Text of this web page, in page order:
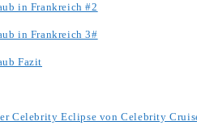
in Frankreich #2
in Frankreich 3#
Fazit
Celebrity Eclipse von Celebrity